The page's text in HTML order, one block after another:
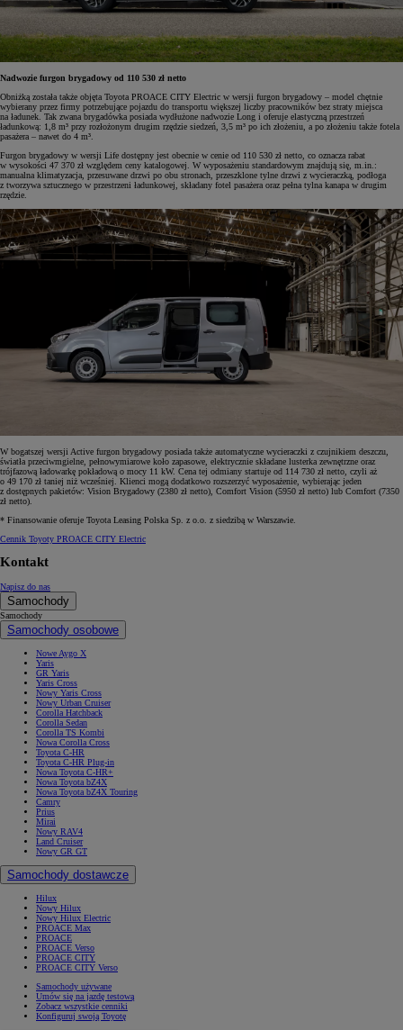
Nadwozie furgon brygadowy od 110 530 zł netto
Obniżką została także objęta Toyota PROACE CITY Electric w wersji furgon brygadowy – model chętnie
wybierany przez firmy potrzebujące pojazdu do transportu większej liczby pracowników bez straty miejsca
na ładunek. Tak zwana brygadówka posiada wydłużone nadwozie Long i oferuje elastyczną przestrzeń
ładunkową: 1,8 m³ przy rozłożonym drugim rzędzie siedzeń, 3,5 m³ po ich złożeniu, a po złożeniu także fotela
pasażera – nawet do 4 m³.
Furgon brygadowy w wersji Life dostępny jest obecnie w cenie od 110 530 zł netto, co oznacza rabat
w wysokości 47 370 zł względem ceny katalogowej. W wyposażeniu standardowym znajdują się, m.in.:
manualna klimatyzacja, przesuwane drzwi po obu stronach, przeszklone tylne drzwi z wycieraczką, podłoga
z tworzywa sztucznego w przestrzeni ładunkowej, składany fotel pasażera oraz pełna tylna kanapa w drugim
rzędzie.
W bogatszej wersji Active furgon brygadowy posiada także automatyczne wycieraczki z czujnikiem deszczu,
światła przeciwmgielne, pełnowymiarowe koło zapasowe, elektrycznie składane lusterka zewnętrzne oraz
trójfazową ładowarkę pokładową o mocy 11 kW. Cena tej odmiany startuje od 114 730 zł netto, czyli aż
o 49 170 zł taniej niż wcześniej. Klienci mogą dodatkowo rozszerzyć wyposażenie, wybierając jeden
z dostępnych pakietów: Vision Brygadowy (2380 zł netto), Comfort Vision (5950 zł netto) lub Comfort (7350
zł netto).
* Finansowanie oferuje Toyota Leasing Polska Sp. z o.o. z siedzibą w Warszawie.
Cennik Toyoty PROACE CITY Electric
Kontakt
Napisz do nas
Samochody
Samochody
Samochody osobowe
Nowe Aygo X
Yaris
GR Yaris
Yaris Cross
Nowy Yaris Cross
Nowy Urban Cruiser
Corolla Hatchback
Corolla Sedan
Corolla TS Kombi
Nowa Corolla Cross
Toyota C-HR
Toyota C-HR Plug-in
Nowa Toyota C-HR+
Nowa Toyota bZ4X
Nowa Toyota bZ4X Touring
Camry
Prius
Mirai
Nowy RAV4
Land Cruiser
Nowy GR GT
Samochody dostawcze
Hilux
Nowy Hilux
Nowy Hilux Electric
PROACE Max
PROACE
PROACE Verso
PROACE CITY
PROACE CITY Verso
Samochody używane
Umów się na jazdę testową
Zobacz wszystkie cenniki
Konfiguruj swoją Toyotę